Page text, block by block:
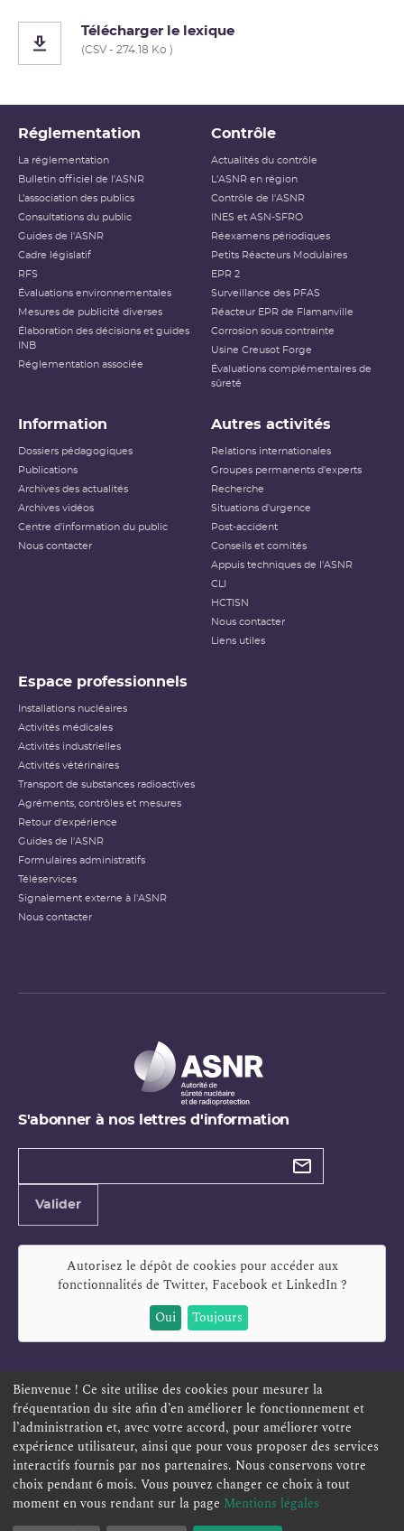
Télécharger le lexique
(CSV - 274.18 Ko )
Réglementation
La réglementation
Bulletin officiel de l'ASNR
L’association des publics
Consultations du public
Guides de l'ASNR
Cadre législatif
RFS
Évaluations environnementales
Mesures de publicité diverses
Élaboration des décisions et guides
INB
Réglementation associée
Contrôle
Actualités du contrôle
L'ASNR en région
Contrôle de l'ASNR
INES et ASN-SFRO
Réexamens périodiques
Petits Réacteurs Modulaires
EPR 2
Surveillance des PFAS
Réacteur EPR de Flamanville
Corrosion sous contrainte
Usine Creusot Forge
Évaluations complémentaires de
sûreté
Information
Dossiers pédagogiques
Publications
Archives des actualités
Archives vidéos
Centre d'information du public
Nous contacter
Autres activités
Relations internationales
Groupes permanents d'experts
Recherche
Situations d'urgence
Post-accident
Conseils et comités
Appuis techniques de l'ASNR
CLI
HCTISN
Nous contacter
Liens utiles
Espace professionnels
Installations nucléaires
Activités médicales
Activités industrielles
Activités vétérinaires
Transport de substances radioactives
Agréments, contrôles et mesures
Retour d'expérience
Guides de l'ASNR
Formulaires administratifs
Téléservices
Signalement externe à l'ASNR
Nous contacter
S'abonner à nos lettres d'information
Types de
Valider
Autorisez le dépôt de cookies pour accéder aux
fonctionnalités de Twitter, Facebook et LinkedIn?
Oui
Toujours
ESPACE PERSONNEL OFFRES D'EMPLOI SIGNALEMENT
TÉLÉSERVICES PLAN DU SITE
ACCESSIBILITÉ POLITIQUE DE CONFIDENTIALITÉ
MENTIONS LÉGALES CONTACT
Bienvenue ! Ce site utilise des cookies pour mesurer la
fréquentation du site afin d’en améliorer le fonctionnement et
l’administration et, avec votre accord, pour améliorer votre
expérience utilisateur, ainsi que pour vous proposer des services
interactifs fournis par nos partenaires. Nous conservons votre
choix pendant 6 mois. Vous pouvez changer ce choix à tout
moment en vous rendant sur la page Mentions légales